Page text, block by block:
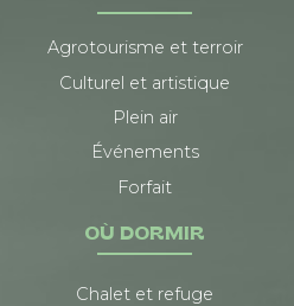
Agrotourisme et terroir
Culturel et artistique
Plein air
Événements
Forfait
OÙ DORMIR
Chalet et refuge